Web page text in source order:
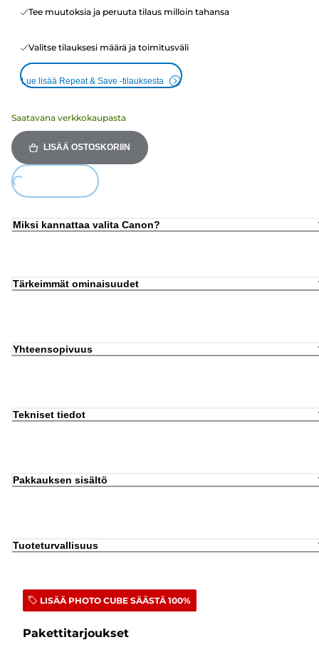
Tee muutoksia ja peruuta tilaus milloin tahansa
Valitse tilauksesi määrä ja toimitusväli
Lue lisää Repeat & Save -tilauksesta
Saatavana verkkokaupasta
LISÄÄ OSTOSKORIIN
Miksi kannattaa valita Canon?
Tärkeimmät ominaisuudet
Yhteensopivuus
Tekniset tiedot
Pakkauksen sisältö
Tuoteturvallisuus
LISÄÄ PHOTO CUBE SÄÄSTÄ 100%
Pakettitarjoukset